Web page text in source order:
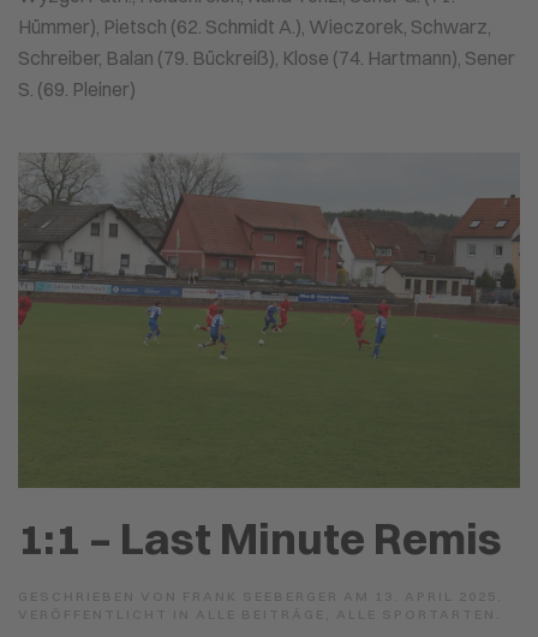
Hümmer), Pietsch (62. Schmidt A.), Wieczorek, Schwarz,
Schreiber, Balan (79. Bückreiß), Klose (74. Hartmann), Sener
S. (69. Pleiner)
1:1 – Last Minute Remis